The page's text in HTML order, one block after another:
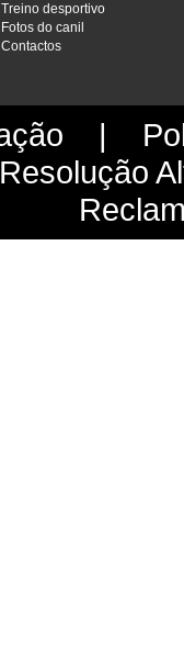
Treino desportivo
Fotos do canil
Contactos
|
Resolução